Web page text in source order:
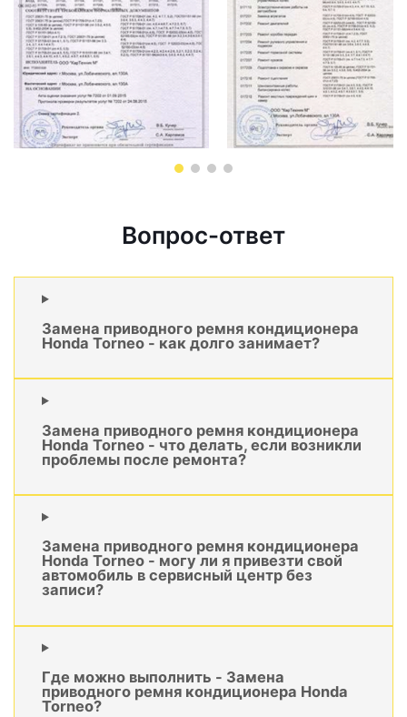
Вопрос-ответ
Замена приводного ремня кондиционера
Honda Torneo - как долго занимает?
Замена приводного ремня кондиционера
Honda Torneo - что делать, если возникли
проблемы после ремонта?
Замена приводного ремня кондиционера
Honda Torneo - могу ли я привезти свой
автомобиль в сервисный центр без
записи?
Где можно выполнить - Замена
приводного ремня кондиционера Honda
Torneo?